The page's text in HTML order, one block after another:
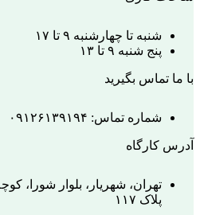
شنبه تا چهارشنبه ۹ تا ۱۷
پنج شنبه ۹ تا ۱۳
با ما تماس بگیرید
شماره تماس: ۰۹۱۲۶۱۳۹۱۹۴
آدرس کارگاه
تهران، شهریار، بلوار شورا،
پلاک ۱۱۷